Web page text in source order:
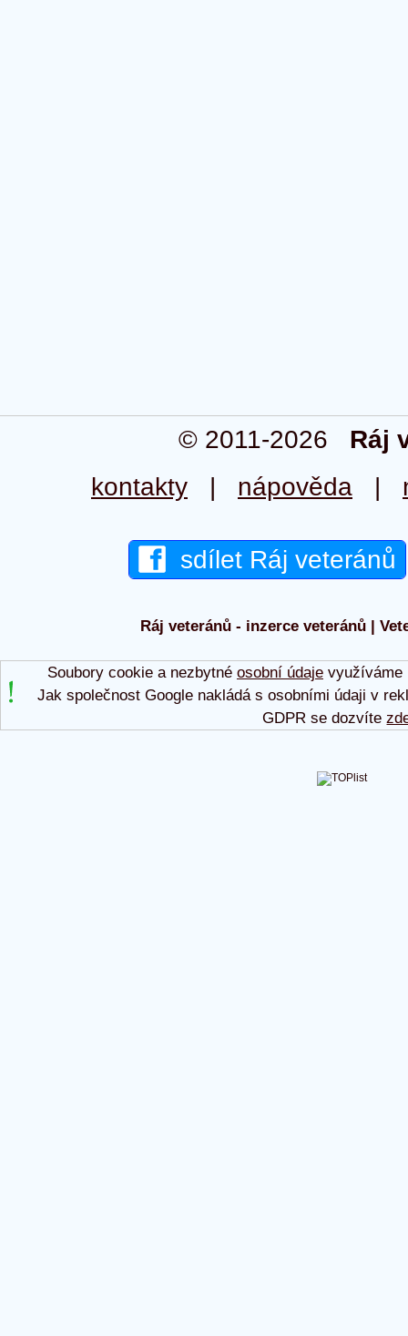
© 2011-2026 Ráj
kontakty | nápověda |
sdílet Ráj veteránů
Ráj veteránů - inzerce veteránů |
Soubory cookie a nezbytné osobní údajevyužíváme
Jak společnost Google nakládá s osobními údaji v
GDPR se dozvíte